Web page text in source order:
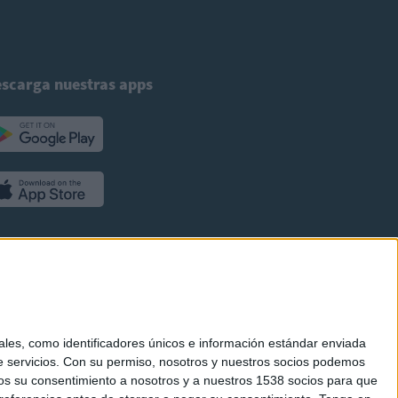
como identificadores únicos e información estándar enviada
servicios. Con su permiso, nosotros y nuestros socios podemos
su consentimiento a nosotros y a nuestros 1538 socios para que
nuestras apps